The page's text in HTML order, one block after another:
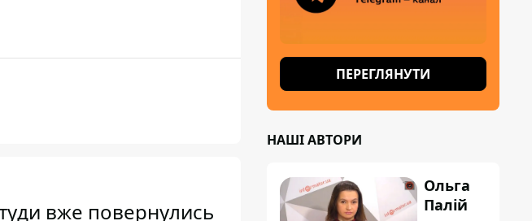
вже повернулись
ПЕРЕГЛЯНУТИ
НАШІ АВТОРИ
Ольга
Палій